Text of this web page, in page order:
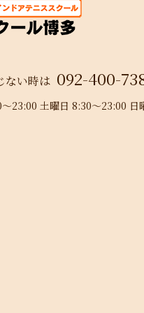
ない時は 092-400-
23:00 土曜日 8:30～23:00 日